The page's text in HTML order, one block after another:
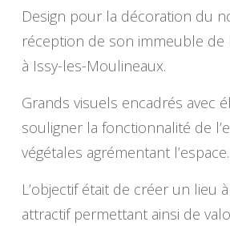
Design pour la décoration du
réception de son immeuble de
à Issy-les-Moulineaux.
Grands visuels encadrés avec
souligner la fonctionnalité de
végétales agrémentant
L’objectif était de créer un lieu
attractif permettant ainsi de